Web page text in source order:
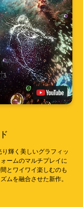
輝く美しいグラフィッ
ームのマルチプレイに
とワイワイ楽しむのも
ムを融合させた新作。